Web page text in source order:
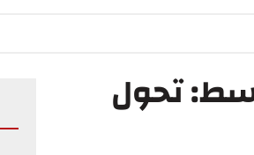
تحول